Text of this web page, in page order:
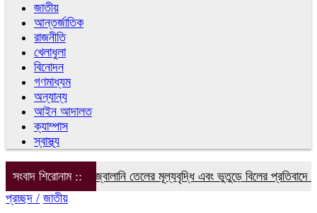
জাতীয়
আন্তর্জাতিক
রাজনীতি
খেলাধুলা
বিনোদন
গণমাধ্যম
অন্যান্য
আইন আদালত
ক্যাম্পাস
স্বাস্থ্য
সংবাদ শিরোনাম ::
বিদ্যুৎ, গ্যাস ও জ্বালানি তেলের মূল্যবৃদ্ধি এবং ভুতুড়ে বিলের প্রতিবাদে
প্রচ্ছদ / জাতীয়